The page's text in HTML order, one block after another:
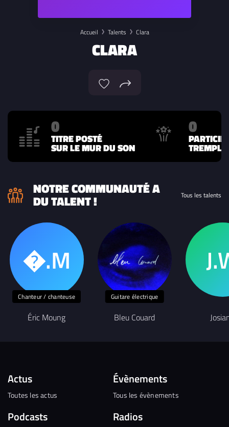
Accueil Talents Clara
CLARA
0
TITRE POSTÉ
SUR LE MUR DU SON
0
NOTRE COMMUNAUTÉ A
DU TALENT ! Tous les talents
Chanteur / chanteuse
Éric Moung
Guitare électrique
Bleu Couard
Actus
Toutes les actus
Podcasts
Évènements
Tous les évènements
Radios